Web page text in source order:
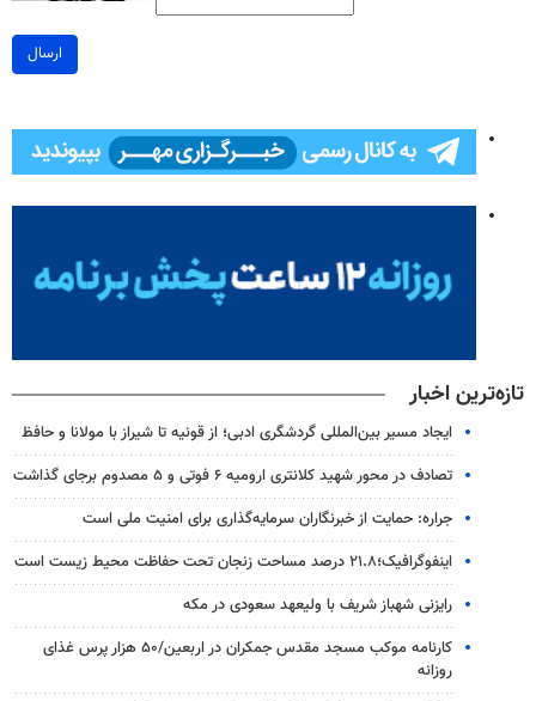
ارسال
تازه‌ترین اخبار
ایجاد مسیر بین‌المللی گردشگری ادبی؛ از قونیه تا شیراز با مولانا و حافظ
تصادف در محور شهید کلانتری ارومیه ۶ فوتی و ۵ مصدوم برجای گذاشت
جراره: حمایت از خبرنگاران سرمایه‌گذاری برای امنیت ملی است
اینفوگرافیک؛۲۱.۸ درصد مساحت زنجان تحت حفاظت محیط زیست است
رایزنی شهباز شریف با ولیعهد سعودی در مکه
کارنامه موکب مسجد مقدس جمکران در اربعین/۵۰ هزار پرس غذای
روزانه